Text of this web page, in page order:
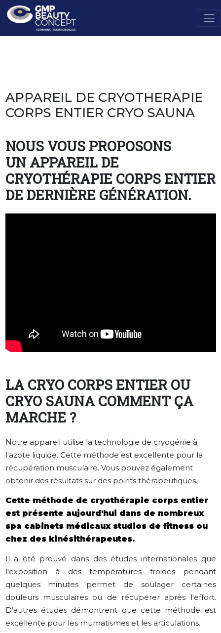
APPAREIL DE CRYOTHERAPIE
CORPS ENTIER CRYO SAUNA
NOUS VOUS PROPOSONS
UN APPAREIL DE
CRYOTHÉRAPIE CORPS ENTIER
DE DERNIÈRE GÉNÉRATION.
LA CRYO CORPS ENTIER OU
CRYO SAUNA COMMENT ÇA
MARCHE ?
Notre appareil utilise la technologie de cryogénie à
l'azote liquide. Cette méthode est excellente pour la
récupération musculaire. Vous pouvez également
obtenir des résultats sur des points thérapeutiques.
Cette méthode de cryothérapie corps entier
est présente aujourd'hui dans de nombreux
spa cabinets médicaux studios de fitness ou
chez des kinésithérapeutes.
Il a été prouvé dans des études internationales que
l'exposition à des températures froides pendant
quelques minutes permet de soulager certaines
douleurs musculaires ou de récupérer après l'effort.
D’autres études démontrent que cette méthode est
excellente pour les rhumatismes et les articulations.